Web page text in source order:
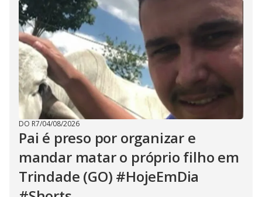
DO R7/04/08/2026
Pai é preso por organizar e
mandar matar o próprio filho em
Trindade (GO) #HojeEmDia